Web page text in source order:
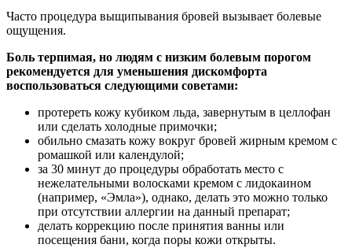
Часто процедура выщипывания бровей вызывает болевые
ощущения.
Боль терпимая, но людям с низким болевым порогом
рекомендуется для уменьшения дискомфорта
воспользоваться следующими советами:
протереть кожу кубиком льда, завернутым в целлофан
или сделать холодные примочки;
обильно смазать кожу вокруг бровей жирным кремом с
ромашкой или календулой;
за 30 минут до процедуры обработать место с
нежелательными волосками кремом с лидокаином
(например, «Эмла»), однако, делать это можно только
при отсутствии аллергии на данный препарат;
делать коррекцию после принятия ванны или
посещения бани, когда поры кожи открыты.